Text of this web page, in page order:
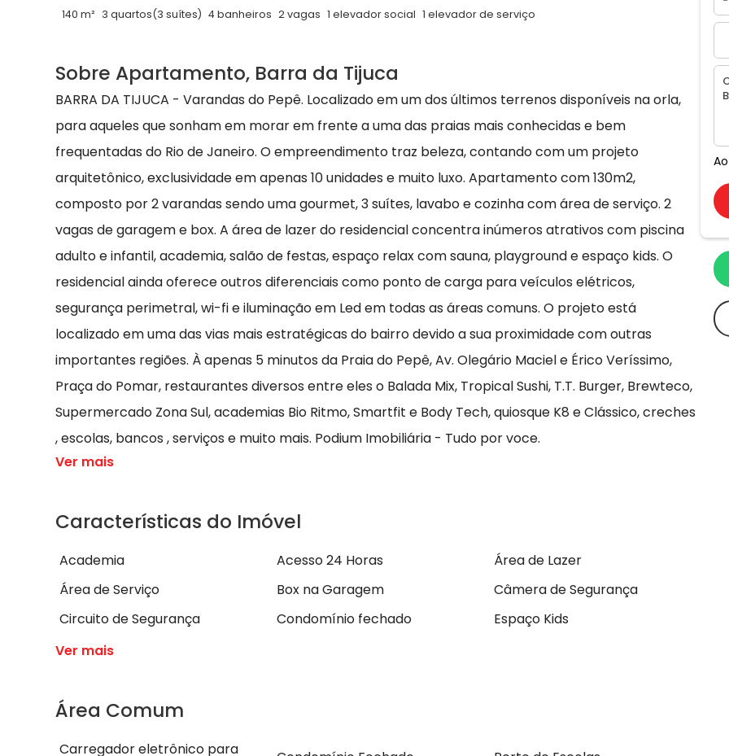
140 m² 3 quartos(3 suítes) 4 banheiros 2 vagas 1 elevador social 1 elevador de serviço
Sobre Apartamento, Barra da Tijuca
BARRA DA TIJUCA - Varandas do Pepê. Localizado em um dos últimos terrenos disponíveis na orla,
para aqueles que sonham em morar em frente a uma das praias mais conhecidas e bem
frequentadas do Rio de Janeiro. O empreendimento traz beleza, contando com um projeto
arquitetônico, exclusividade em apenas 10 unidades e muito luxo. Apartamento com 130m2,
composto por 2 varandas sendo uma gourmet, 3 suítes, lavabo e cozinha com área de serviço. 2
vagas de garagem e box. A área de lazer do residencial concentra inúmeros atrativos com piscina
adulto e infantil, academia, salão de festas, espaço relax com sauna, playground e espaço kids. O
residencial ainda oferece outros diferenciais como ponto de carga para veículos elétricos,
segurança perimetral, wi-fi e iluminação em Led em todas as áreas comuns. O projeto está
localizado em uma das vias mais estratégicas do bairro devido a sua proximidade com outras
importantes regiões. À apenas 5 minutos da Praia do Pepê, Av. Olegário Maciel e Érico Veríssimo,
Praça do Pomar, restaurantes diversos entre eles o Balada Mix, Tropical Sushi, T.T. Burger, Brewteco,
Supermercado Zona Sul, academias Bio Ritmo, Smartfit e Body Tech, quiosque K8 e Clássico, creches
, escolas, bancos , serviços e muito mais. Podium Imobiliária - Tudo por voce.
Ver mais
Características do Imóvel
Academia Acesso 24 Horas
Área de Lazer
Área de Serviço
Box na Garagem
Câmera de Segurança
Circuito de Segurança
Condomínio fechado
Espaço Kids
Ver mais
Área Comum
Carregador eletrônico para